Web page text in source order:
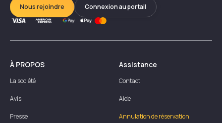
Nous rejoindre Connexion au portail
À PROPOS
La société
Avis
Presse
Assistance
Contact
Aide
Annulation de réservation